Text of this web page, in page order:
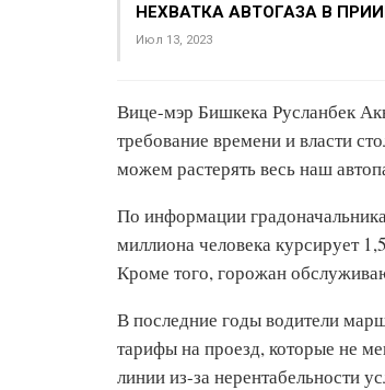
НЕХВАТКА АВТОГАЗА В
Июл 13, 2023
Вице-мэр Бишкека Русланбек
требование времени и власти
можем растерять весь наш
По информации
миллиона человека курсирует
Кроме того, горожан
В последние годы водители
тарифы на проезд, которые не
линии из-за нерентабельности